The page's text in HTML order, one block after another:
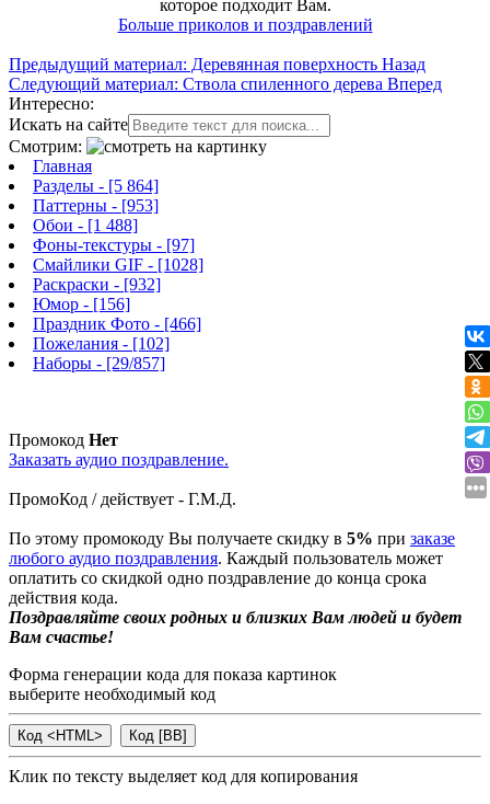
которое подходит Вам.
Больше приколов и поздравлений
Предыдущий материал: Деревянная поверхность Назад
Следующий материал: Ствола спиленного дерева Вперед
Интересно:
Искать на сайте
Смотрим:
Главная
Разделы - [5 864]
Паттерны - [953]
Обои - [1 488]
Фоны-текстуры - [97]
Смайлики GIF - [1028]
Раскраски - [932]
Юмор - [156]
Праздник Фото - [466]
Пожелания - [102]
Наборы - [29/857]
Промокод Нет
Заказать аудио поздравление.
ПромоКод / действует - Г.М.Д.
По этому промокоду Вы получаете скидку в 5% при заказе
любого аудио поздравления. Каждый пользователь может
оплатить со скидкой одно поздравление до конца срока
действия кода.
Поздравляйте своих родных и близких Вам людей и будет
Вам счастье!
Форма генерации кода для показа картинок
выберите необходимый код
Клик по тексту выделяет код для копирования